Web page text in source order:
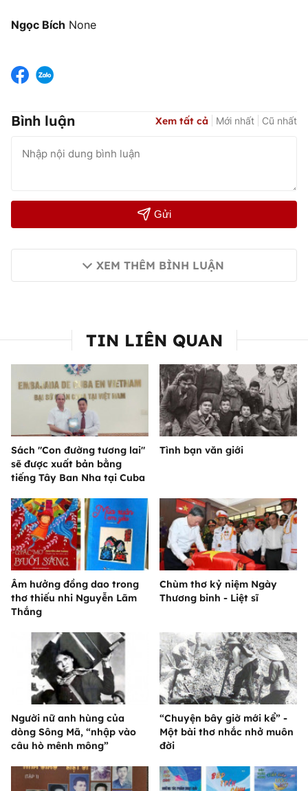
Ngọc Bích None
Bình luận Xem tất cả Mới nhất Cũ nhất
Gửi
XEM THÊM BÌNH LUẬN
TIN LIÊN QUAN
Sách "Con đường tương lai"
sẽ được xuất bản bằng
tiếng Tây Ban Nha tại Cuba
Tình bạn văn giới
Âm hưởng đồng dao trong
thơ thiếu nhi Nguyễn Lãm
Thắng
Chùm thơ kỷ niệm Ngày
Thương binh - Liệt sĩ
Người nữ anh hùng của
dòng Sông Mã, “nhập vào
câu hò mênh mông”
“Chuyện bây giờ mới kể” -
Một bài thơ nhắc nhở muôn
đời